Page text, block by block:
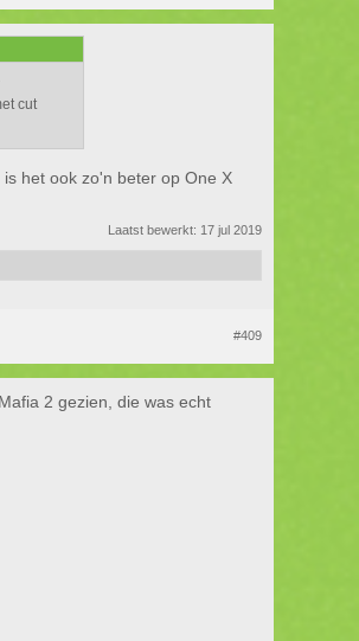
cut
is het ook zo'n beter op One X
Laatst bewerkt: 17 jul 2019
#409
2 gezien, die was echt